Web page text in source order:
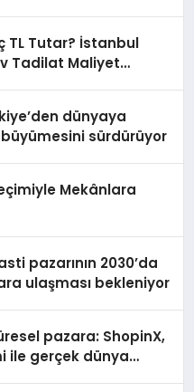
TL Tutar? İstanbul
Tadilat Maliyet
dünyaya
sürdürüyor
Mekânlara
pazarının 2030’da
ulaşması bekleniyor
pazara: ShopinX,
ile gerçek dünya